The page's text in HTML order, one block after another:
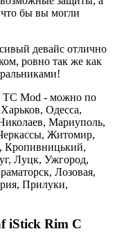
бы вы могли
девайс отлично
ровно так же как
TC Mod - можно по
Одесса,
Мариуполь,
Житомир,
Луцк, Ужгород,
Лозовая,
Прилуки,
iStick Rim C